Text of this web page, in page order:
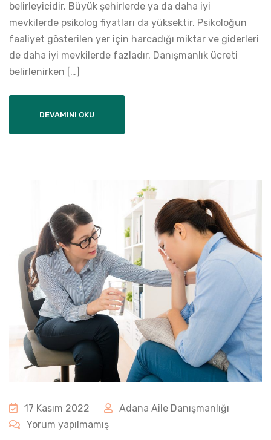
belirleyicidir. Büyük şehirlerde ya da daha iyi
mevkilerde psikolog fiyatları da yüksektir. Psikoloğun
faaliyet gösterilen yer için harcadığı miktar ve giderleri
de daha iyi mevkilerde fazladır. Danışmanlık ücreti
belirlenirken […]
DEVAMINI OKU
17 Kasım 2022
Adana Aile Danışmanlığı
Yorum yapılmamış